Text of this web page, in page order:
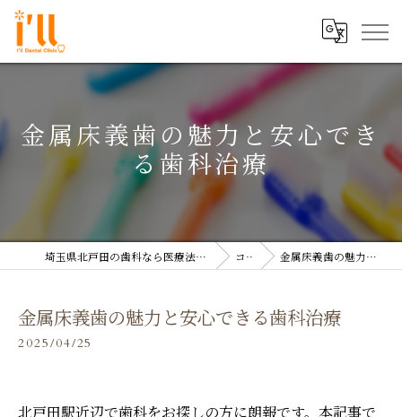
金属床義歯の魅力と安心でき
る歯科治療
埼玉県北戸田の歯科なら医療法人双島会 アイル歯科クリニック コラム 金属床義歯の魅力と安心できる歯科治療
金属床義歯の魅力と安心できる歯科治療
2025/04/25
北戸田駅近辺で歯科をお探しの方に朗報です。本記事で